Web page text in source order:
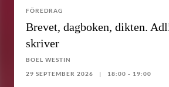
FÖREDRAG
Brevet, dagboken, dikten.
skriver
BOEL WESTIN
29 SEPTEMBER 2026
18:00 - 19:00